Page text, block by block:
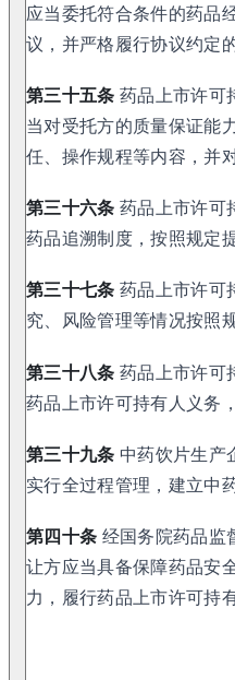
应当委托符合条件的药品
议，并严格履行协议约定
第三十五条 药品上市许可
当对受托方的质量保证能
任、操作规程等内容，并
第三十六条 药品上市许可
药品追溯制度，按照规定
第三十七条 药品上市许可
究、风险管理等情况按照
第三十八条 药品上市许可
药品上市许可持有人义务
第三十九条 中药饮片生产
实行全过程管理，建立中
第四十条 经国务院药品监
让方应当具备保障药品安
力，履行药品上市许可持